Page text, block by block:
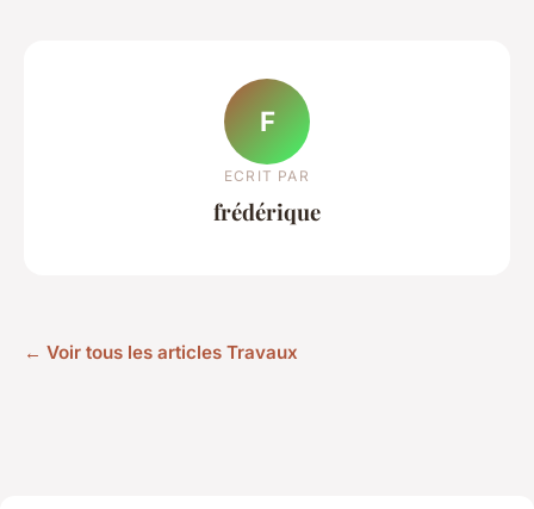
F
ECRIT PAR
frédérique
← Voir tous les articles Travaux